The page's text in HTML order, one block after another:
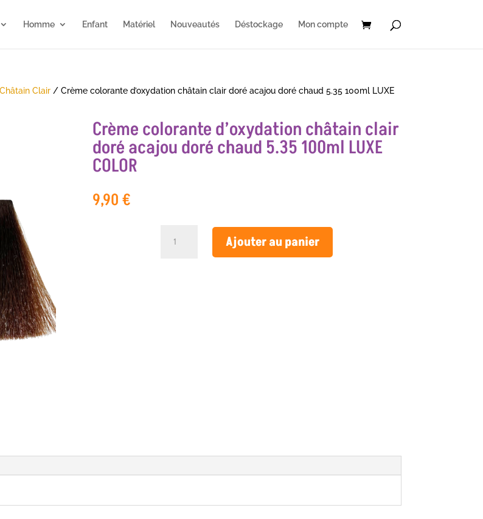
Homme Enfant Matériel Nouveautés Déstockage Mon compte
Clair / Crème colorante d’oxydation châtain clair doré acajou doré chaud 5.35 100ml LUXE
Crème colorante d’oxydation châtain clair
doré acajou doré chaud 5.35 100ml LUXE
COLOR
9,90€
Ajouter au panier